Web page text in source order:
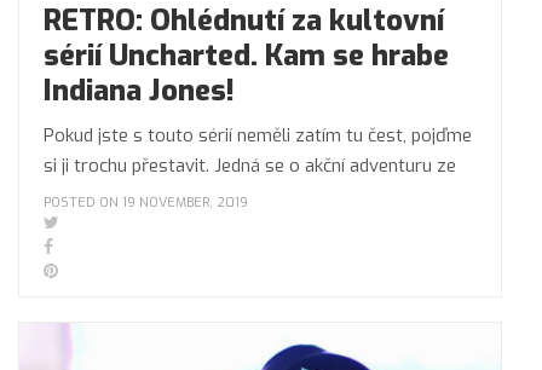
RETRO: Ohlédnutí za kultovní
sérií Uncharted. Kam se hrabe
Indiana Jones!
Pokud jste s touto sérií neměli zatím tu čest, pojďme
si ji trochu přestavit. Jedná se o akční adventuru ze
POSTED ON 19 NOVEMBER, 2019